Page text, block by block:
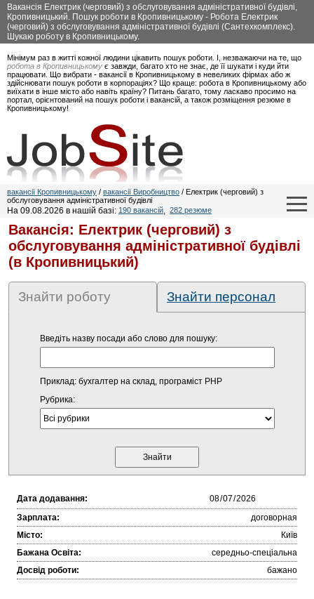
Вакансія Електрик (черговий) з обслуговування адміністративної будівлі,
Кропивницький. Пошук роботи в Кропивницькому - Робота Електрик
(черговий) з обслуговування адміністративної будівлі (Сантехкомплекс).
Шукаю роботу в Кропивницькому.
Мінімум раз в житті кожної людини цікавить пошук роботи. І, незважаючи на те, що
робота в Кропивницькому є завжди, багато хто не знає, де її шукати і куди йти
працювати. Що вибрати - вакансії в Кропивницькому в невеликих фірмах або ж
здійснювати пошук роботи в корпораціях? Що краще: робота в Кропивницькому або
виїхати в інше місто або навіть країну? Питань багато, тому ласкаво просимо на
портал, орієнтований на пошук роботи і вакансій, а також розміщення резюме в
Кропивницькому!
вакансії Кропивницькому / вакансії Виробництво / Електрик (черговий) з
обслуговування адміністративної будівлі
На 09.08.2026 в нашій базі: 190 вакансій, 282 резюме
Вакансія: Електрик (черговий) з
обслуговування адміністративної будівлі
(в Кропивницький)
Знайти роботу Знайти персонал
Введіть назву посади або слово для пошуку:
Приклад: бухгалтер на склад, програміст PHP
Рубрика:
Дата додавання:
Зарплата:
договорная
Місто:
Київ
Бажана Освіта:
середньо-спеціальна
Досвід роботи:
бажано